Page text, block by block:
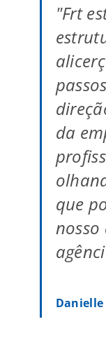
"Frt
da
que
Danielle